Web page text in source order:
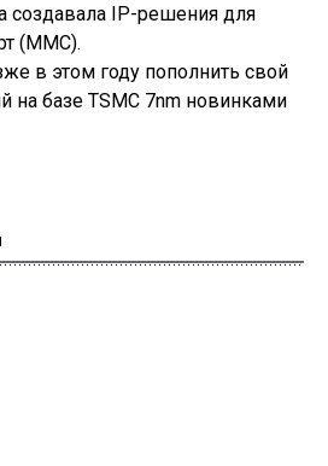
создавала IP-решения для
(MMC).
в этом году пополнить свой
на базе TSMC 7nm новинками